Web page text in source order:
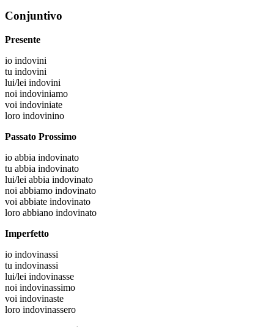
Conjuntivo
Presente
io indovini
tu indovini
lui/lei indovini
noi indoviniamo
voi indoviniate
loro indovinino
Passato Prossimo
io abbia indovinato
tu abbia indovinato
lui/lei abbia indovinato
noi abbiamo indovinato
voi abbiate indovinato
loro abbiano indovinato
Imperfetto
io indovinassi
tu indovinassi
lui/lei indovinasse
noi indovinassimo
voi indovinaste
loro indovinassero